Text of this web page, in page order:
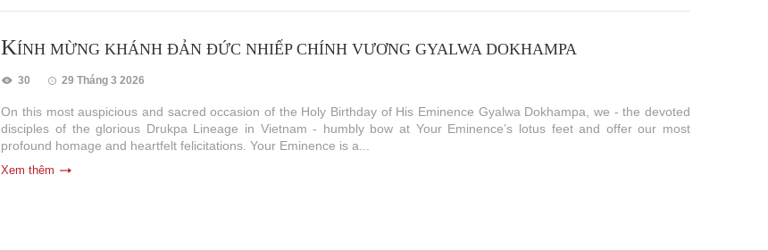
KÍNH MỪNG KHÁNH ĐẢN ĐỨC NHIẾP CHÍNH VƯƠNG GYALWA DOKHAMPA
30 29 Tháng 3 2026
On this most auspicious and sacred occasion of the Holy Birthday of His Eminence Gyalwa Dokhampa, we - the devoted
disciples of the glorious Drukpa Lineage in Vietnam - humbly bow at Your Eminence’s lotus feet and offer our most
profound homage and heartfelt felicitations. Your Eminence is a...
Xem thêm